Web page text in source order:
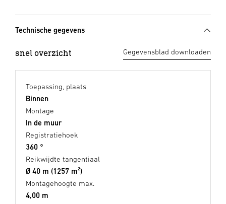
Technische gegevens
snel overzicht Gegevensblad downloaden
Toepassing, plaats
Binnen
Montage
In de muur
Registratiehoek
360 °
Reikwijdte tangentiaal
Ø 40 m (1257 m²)
Montagehoogte max.
4,00 m